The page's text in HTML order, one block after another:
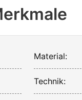
Material:
Technik: